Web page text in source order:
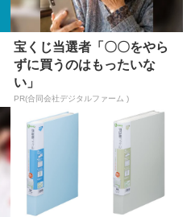
宝くじ当選者「〇〇をやら
ずに買うのはもったいな
い」
PR(合同会社デジタルファーム )